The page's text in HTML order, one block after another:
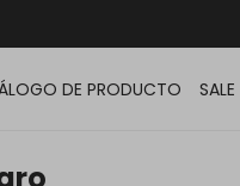
DE PRODUCTO SALE